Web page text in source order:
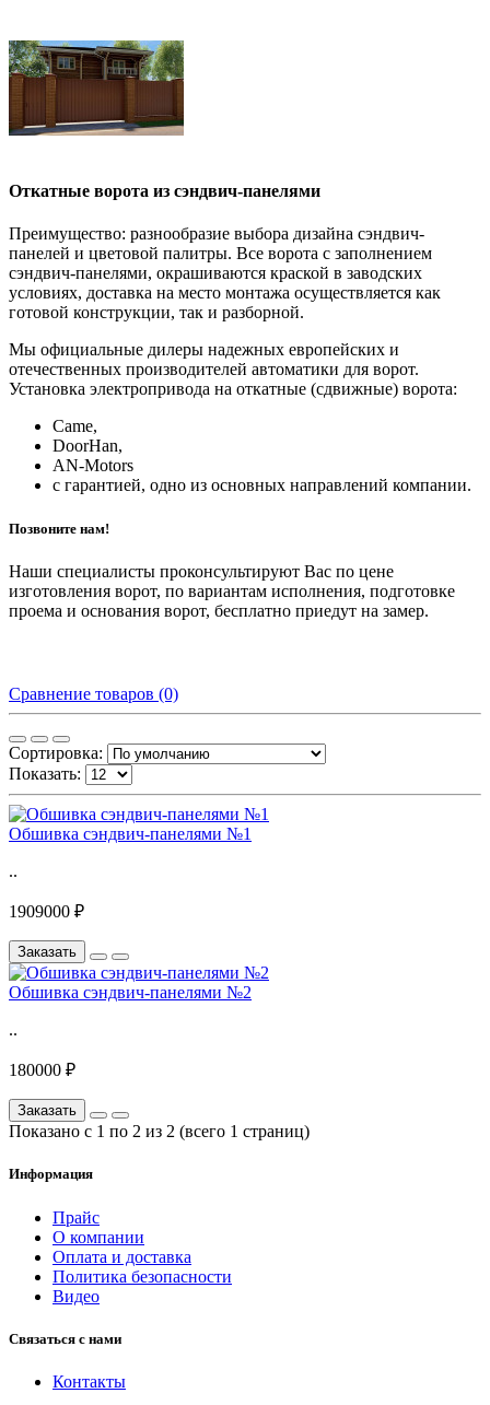
Откатные ворота из сэндвич-панелями
Преимущество: разнообразие выбора дизайна сэндвич-
панелей и цветовой палитры. Все ворота с заполнением
сэндвич-панелями, окрашиваются краской в заводских
условиях, доставка на место монтажа осуществляется как
готовой конструкции, так и разборной.
Мы официальные дилеры надежных европейских и
отечественных производителей автоматики для ворот.
Установка электропривода на откатные (сдвижные) ворота:
Came,
DoorHan,
AN-Motors
с гарантией, одно из основных направлений компании.
Позвоните нам!
Наши специалисты проконсультируют Вас по цене
изготовления ворот, по вариантам исполнения, подготовке
проема и основания ворот, бесплатно приедут на замер.
Сравнение товаров (0)
Сортировка:
Показать:
Обшивка сэндвич-панелями №1
..
1909000 ₽
Заказать
Обшивка сэндвич-панелями №2
..
180000 ₽
Заказать
Показано с 1 по 2 из 2 (всего 1 страниц)
Информация
Прайс
О компании
Оплата и доставка
Политика безопасности
Видео
Связаться с нами
Контакты